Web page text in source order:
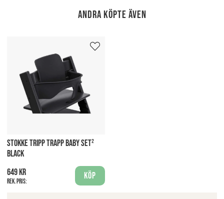
Andra köpte även
STOKKE TRIPP TRAPP BABY SET²
BLACK
649 kr
Rek. pris:
Köp